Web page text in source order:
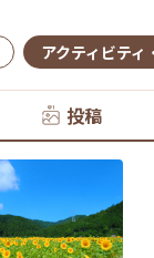
アクティビティ
投稿